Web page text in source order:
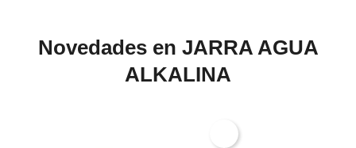
Novedades en JARRA AGUA
ALKALINA